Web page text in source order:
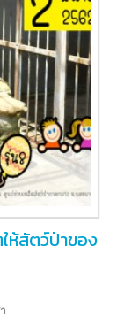
ห้สัตว์ป่าของ